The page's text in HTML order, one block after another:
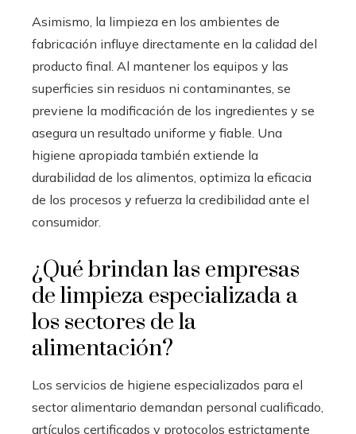
Asimismo, la limpieza en los ambientes de
fabricación influye directamente en la calidad del
producto final. Al mantener los equipos y las
superficies sin residuos ni contaminantes, se
previene la modificación de los ingredientes y se
asegura un resultado uniforme y fiable. Una
higiene apropiada también extiende la
durabilidad de los alimentos, optimiza la eficacia
de los procesos y refuerza la credibilidad ante el
consumidor.
¿Qué brindan las empresas
de limpieza especializada a
los sectores de la
alimentación?
Los servicios de higiene especializados para el
sector alimentario demandan personal cualificado,
artículos certificados y protocolos estrictamente